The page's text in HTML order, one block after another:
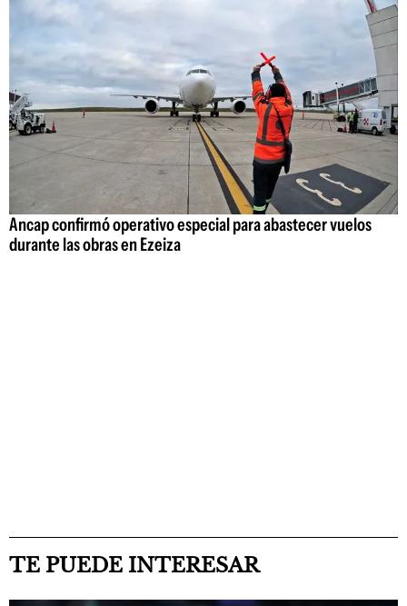
Ancap confirmó operativo especial para abastecer vuelos
durante las obras en Ezeiza
TE PUEDE INTERESAR